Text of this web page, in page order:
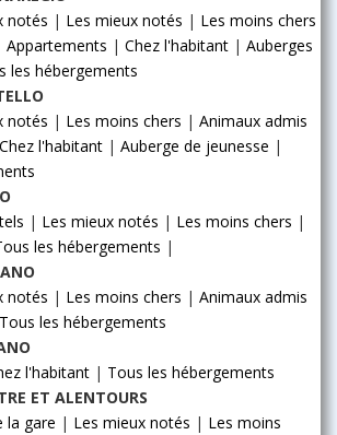
notés | Les mieux notés | Les moins chers
Appartements | Chez l'habitant | Auberges
les hébergements
notés | Les moins chers | Animaux admis
Chez l'habitant | Auberge de jeunesse |
| Les mieux notés | Les moins chers |
les hébergements |
notés | Les moins chers | Animaux admis
Tous les hébergements
l'habitant | Tous les hébergements
ET ALENTOURS
la gare | Les mieux notés | Les moins